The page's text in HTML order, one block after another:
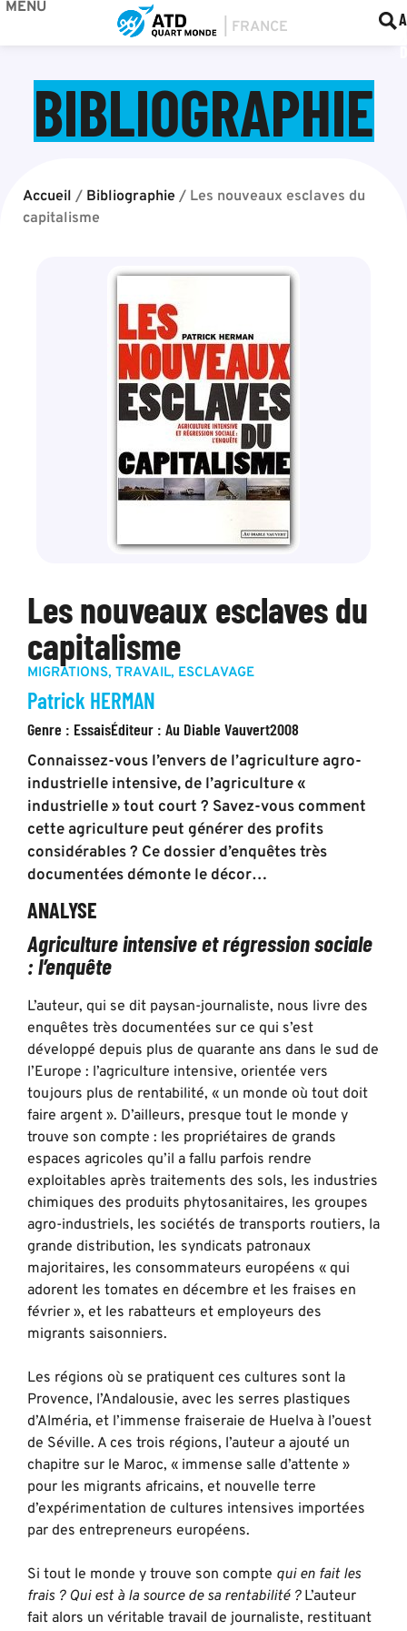
MENU
BIBLIOGRAPHIE
Accueil / Bibliographie / Les nouveaux esclaves du
capitalisme
Les nouveaux esclaves du
capitalisme
MIGRATIONS, TRAVAIL, ESCLAVAGE
Patrick HERMAN
Genre : EssaisÉditeur : Au Diable Vauvert2008
Connaissez-vous l’envers de l’agriculture agro-
industrielle intensive, de l’agriculture «
industrielle » tout court ? Savez-vous comment
cette agriculture peut générer des profits
considérables ? Ce dossier d’enquêtes très
documentées démonte le décor…
ANALYSE
Agriculture intensive et régression sociale
: l’enquête
L’auteur, qui se dit paysan-journaliste, nous livre des
enquêtes très documentées sur ce qui s’est
développé depuis plus de quarante ans dans le sud de
l’Europe : l’agriculture intensive, orientée vers
toujours plus de rentabilité, « un monde où tout doit
faire argent ». D’ailleurs, presque tout le monde y
trouve son compte : les propriétaires de grands
espaces agricoles qu’il a fallu parfois rendre
exploitables après traitements des sols, les industries
chimiques des produits phytosanitaires, les groupes
agro-industriels, les sociétés de transports routiers, la
grande distribution, les syndicats patronaux
majoritaires, les consommateurs européens « qui
adorent les tomates en décembre et les fraises en
février », et les rabatteurs et employeurs des
migrants saisonniers.
Les régions où se pratiquent ces cultures sont la
Provence, l’Andalousie, avec les serres plastiques
d’Alméria, et l’immense fraiseraie de Huelva à l’ouest
de Séville. A ces trois régions, l’auteur a ajouté un
chapitre sur le Maroc, « immense salle d’attente »
pour les migrants africains, et nouvelle terre
d’expérimentation de cultures intensives importées
par des entrepreneurs européens.
Si tout le monde y trouve son compte qui en fait les
frais ? Qui est à la source de sa rentabilité ?L’auteur
fait alors un véritable travail de journaliste, restituant